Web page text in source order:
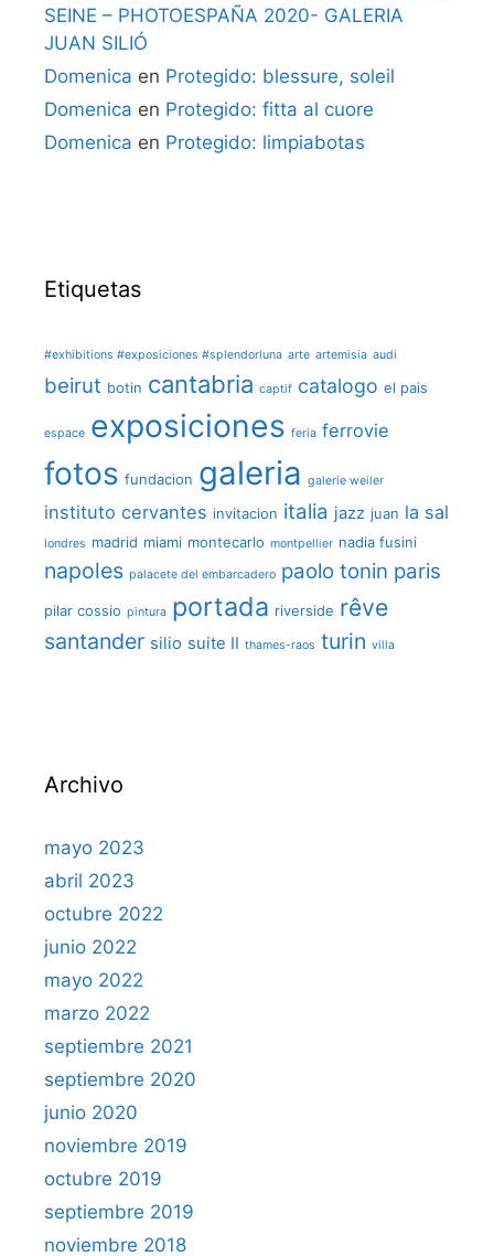
SEINE – PHOTOESPAÑA 2020- GALERIA
JUAN SILIÓ
Domenica en Protegido: blessure, soleil
Domenica en Protegido: fitta al cuore
Domenica en Protegido: limpiabotas
Etiquetas
#exhibitions #exposiciones #splendorluna arte artemisia audi
beirut botin cantabria captif catalogo el pais
espace exposiciones feria ferrovie
fotos fundacion galeria galerie weiler
instituto cervantes invitacion italia jazz juan la sal
londres madrid miami montecarlo montpellier nadia fusini
napoles palacete del embarcadero paolo tonin paris
pilar cossio pintura portada riverside rêve
santander silio suite II thames-raos turin villa
Archivo
mayo 2023
abril 2023
octubre 2022
junio 2022
mayo 2022
marzo 2022
septiembre 2021
septiembre 2020
junio 2020
noviembre 2019
octubre 2019
septiembre 2019
noviembre 2018